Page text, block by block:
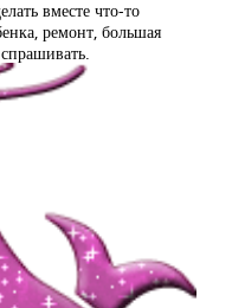
вместе что-то
ремонт, большая